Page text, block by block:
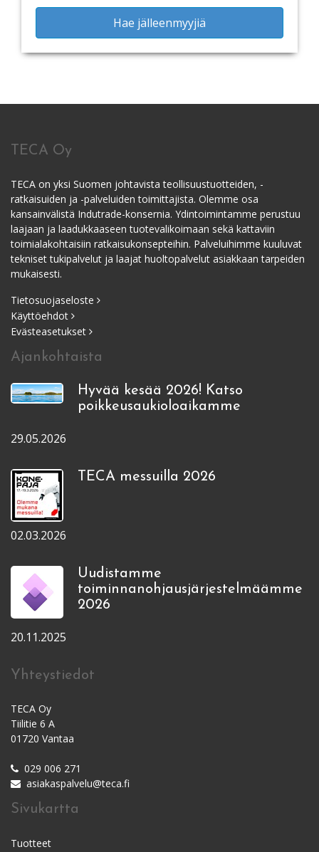
Hae jälleenmyyjiä
TECA Oy
TECA on yksi Suomen johtavista teollisuustuotteiden, -
ratkaisuiden ja -palveluiden toimittajista. Olemme osa
kansainvälistä Indutrade-konsernia. Ydintoimintamme perustuu
laajaan ja laadukkaaseen tuotevalikoimaan sekä kattaviin
toimialakohtaisiin ratkaisukonsepteihin. Palveluihimme kuuluvat
tekniset tukipalvelut ja laajat huoltopalvelut asiakkaan tarpeiden
mukaisesti.
Tietosuojaseloste
Käyttöehdot
Evästeasetukset
Ajankohtaista
Hyvää kesää 2026! Katso
poikkeusaukioloaikamme
29.05.2026
TECA messuilla 2026
02.03.2026
Uudistamme
toiminnanohjausjärjestelmäämme
2026
20.11.2025
Yhteystiedot
TECA Oy
Tiilitie 6 A
01720 Vantaa
029 006 271
asiakaspalvelu@teca.fi
Sivukartta
Tuotteet